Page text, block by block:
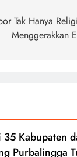
Tak Hanya
Menggerakkan
35 Kabupaten
Purbalingga